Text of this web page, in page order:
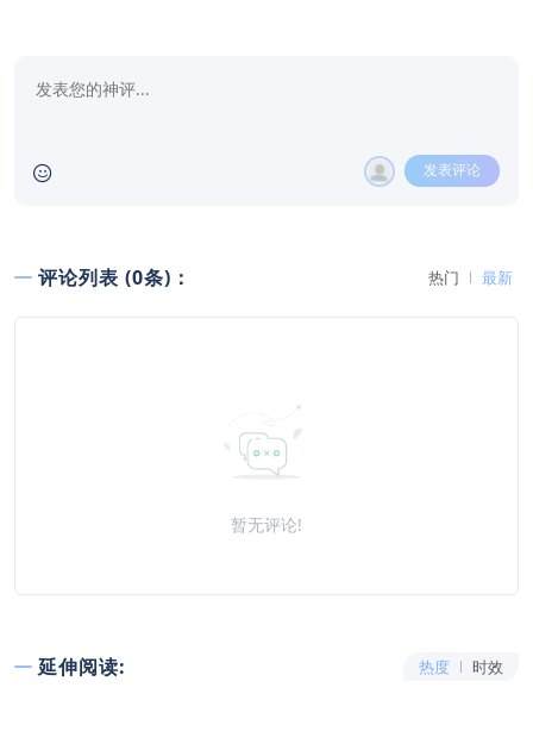
发表评论
评论列表 (0条)： 热门 最新
暂无评论!
延伸阅读: 热度 时效